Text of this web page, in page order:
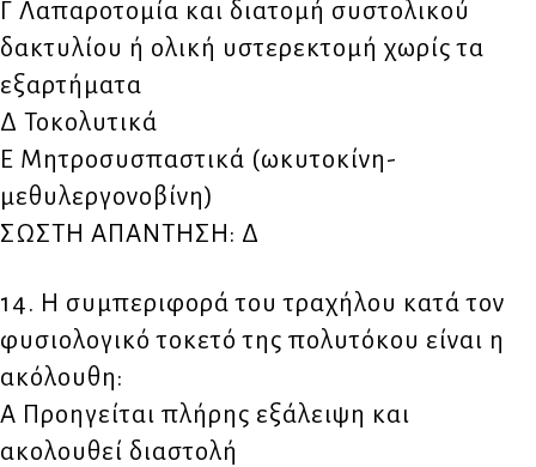
Γ Λαπαροτομία και διατομή συστολικού
δακτυλίου ή ολική υστερεκτομή χωρίς τα
εξαρτήματα
Δ Τοκολυτικά
Ε Μητροσυσπαστικά (ωκυτοκίνη-
μεθυλεργονοβίνη)
ΣΩΣΤΗ ΑΠΑΝΤΗΣΗ: Δ
14. Η συμπεριφορά του τραχήλου κατά τον
φυσιολογικό τοκετό της πολυτόκου είναι η
ακόλουθη:
Α Προηγείται πλήρης εξάλειψη και
ακολουθεί διαστολή